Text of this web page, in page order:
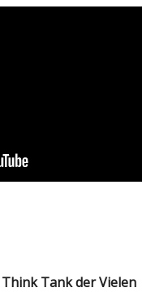
Tank der Vielen